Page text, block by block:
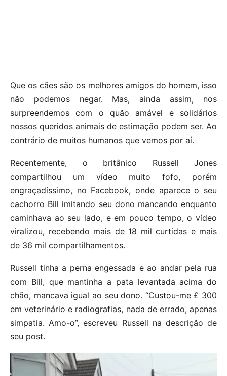
Que os cães são os melhores amigos do homem, isso
não podemos negar. Mas, ainda assim, nos
surpreendemos com o quão amável e solidários
nossos queridos animais de estimação podem ser. Ao
contrário de muitos humanos que vemos por aí.
Recentemente, o britânico Russell Jones
compartilhou um vídeo muito fofo, porém
engraçadíssimo, no Facebook, onde aparece o seu
cachorro Bill imitando seu dono mancando enquanto
caminhava ao seu lado, e em pouco tempo, o vídeo
viralizou, recebendo mais de 18 mil curtidas e mais
de 36 mil compartilhamentos.
Russell tinha a perna engessada e ao andar pela rua
com Bill, que mantinha a pata levantada acima do
chão, mancava igual ao seu dono. “Custou-me £ 300
em veterinário e radiografias, nada de errado, apenas
simpatia. Amo-o”, escreveu Russell na descrição de
seu post.